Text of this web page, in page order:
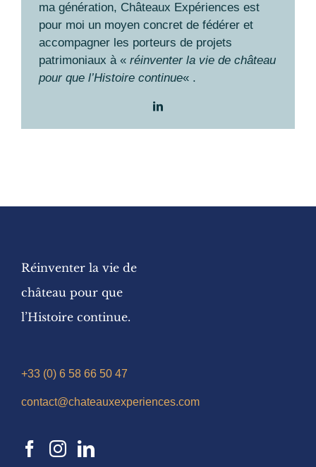
ma génération, Châteaux Expériences est
pour moi un moyen concret de fédérer et
accompagner les porteurs de projets
patrimoniaux à « réinventer la vie de château
pour que l’Histoire continue« .
Réinventer la vie de
château pour que
l’Histoire continue.
+33 (0) 6 58 66 50 47
contact@chateauxexperiences.com